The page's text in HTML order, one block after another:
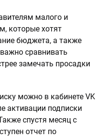
малого и
которые хотят
бюджета, а также
сравнивать
замечать просадки
можно в кабинете VK
активации подписки
спустя месяц с
отчет по